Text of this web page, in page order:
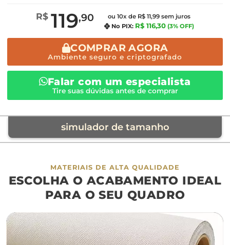
R$ 119,90
ou 10x de R$ 11,99 sem juros
No PIX: R$ 116,30 (3% OFF)
COMPRAR AGORA
Ambiente seguro e criptografado
Falar com um especialista
Tire suas dúvidas antes de comprar
simulador de tamanho
móvel de referência
sofá cama
largura aproximada
MATERIAIS DE ALTA QUALIDADE
ESCOLHA O ACABAMENTO IDEAL
PARA O SEU QUADRO